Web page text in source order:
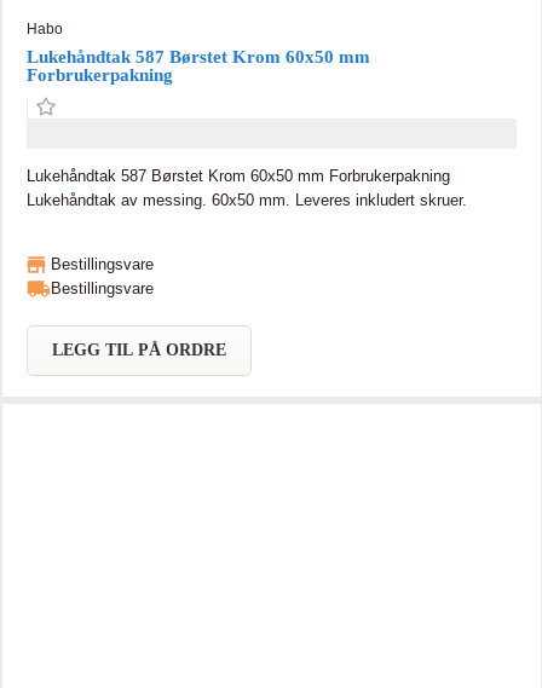
Habo
Lukehåndtak 587 Børstet Krom 60x50 mm
Forbrukerpakning
Lukehåndtak 587 Børstet Krom 60x50 mm Forbrukerpakning
Lukehåndtak av messing. 60x50 mm. Leveres inkludert skruer.
Bestillingsvare
Bestillingsvare
LEGG TIL PÅ ORDRE